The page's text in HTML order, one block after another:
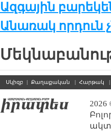
Ազգային
Անառակ որդուն
Սկիզբ | Քաղաքական | Հարթակ |
2026